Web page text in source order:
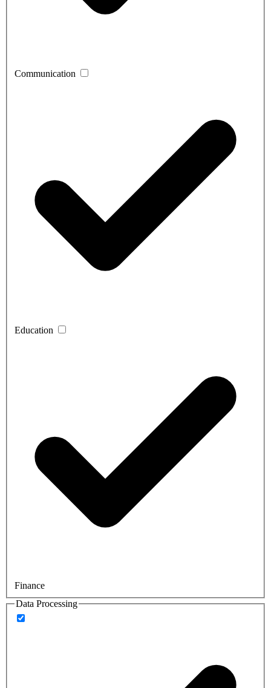
Communication
Education
Finance
Data Processing